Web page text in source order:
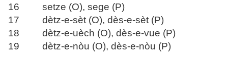
16 setze (O), sege (P)
17 dètz-e-sèt (O), dès-e-sèt (P)
18 dètz-e-uèch (O), dès-e-vue (P)
19 dètz-e-nòu (O), dès-e-nòu (P)